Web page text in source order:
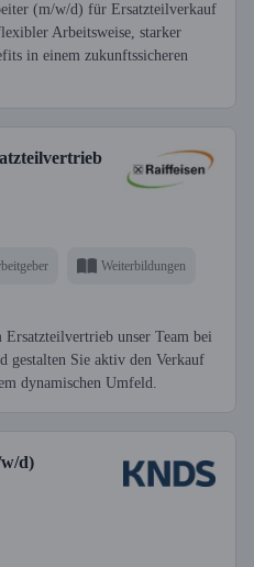
(m/w/d) für Ersatzteilverkauf
Arbeitsweise, starker
in einem zukunftssicheren
Weiterbildungen
unser Team bei
gestalten Sie aktiv den Verkauf
dynamischen Umfeld.
d)